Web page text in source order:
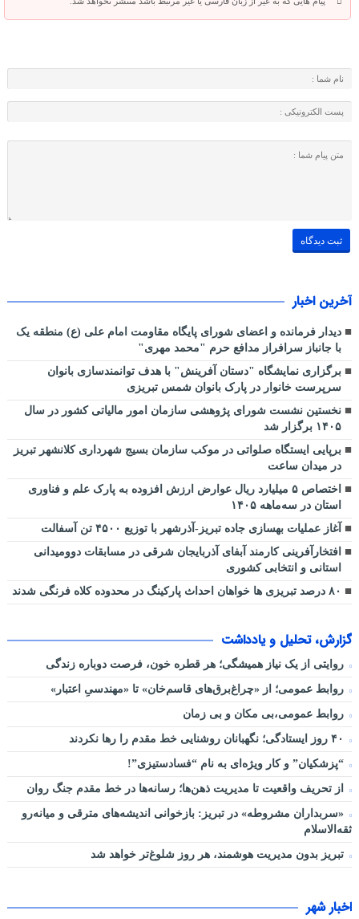
آخرین اخبار
دیدار فرمانده و اعضای شورای پایگاه مقاومت امام علی (ع) منطقه یک
با جانباز سرافراز مدافع حرم "محمد مهری"
برگزاری نمایشگاه "دستان آفرینش" با هدف توانمندسازی بانوان
سرپرست خانوار در پارک بانوان شمس تبریزی
نخستین نشست شورای پژوهشی سازمان امور مالیاتی کشور در سال
۱۴۰۵ برگزار شد
برپایی ایستگاه صلواتی در موکب سازمان بسیج شهرداری کلانشهر تبریز
در میدان ساعت
اختصاص ۵ میلیارد ریال عوارض ارزش افزوده به پارک علم و فناوری
استان در سه‌ماهه ۱۴۰۵
آغاز عملیات بهسازی جاده تبریز-آذرشهر با توزیع ۴۵۰۰ تن آسفالت
افتخارآفرینی کارمند آبفای آذربایجان شرقی در مسابقات دوومیدانی
استانی و انتخابی کشوری
۸۰ درصد تبریزی ها خواهان احداث پارکینگ در محدوده کلاه فرنگی شدند
گزارش، تحلیل و یادداشت
روایتی از یک نیاز همیشگی؛ هر قطره خون، فرصت دوباره زندگی
روابط عمومی؛ از «چراغ‌برق‌های قاسم‌خان» تا «مهندسیِ اعتبار»
روابط عمومی،بی مکان و بی زمان
“پزشکیان” و کار ویژه‌ای به نام “فسادستیزی”!
از تحریف واقعیت تا مدیریت ذهن‌ها؛ رسانه‌ها در خط مقدم جنگ روان
«سربداران مشروطه» در تبریز: بازخوانی اندیشه‌های مترقی و میانه‌رو
ثقه‌الاسلام
تبریز بدون مدیریت هوشمند، هر روز شلوغ‌تر خواهد شد
اخبار شهر